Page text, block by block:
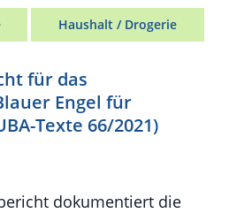
Haushalt / Drogerie
für das
Engel für
Texte 66/2021)
dokumentiert die